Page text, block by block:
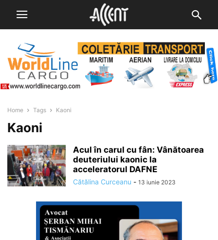
Home Tags Kaoni
Kaoni
Acul în carul cu fân: Vânătoarea
deuteriului kaonic la
acceleratorul DAFNE
Cătălina Curceanu - 13 iunie 2023